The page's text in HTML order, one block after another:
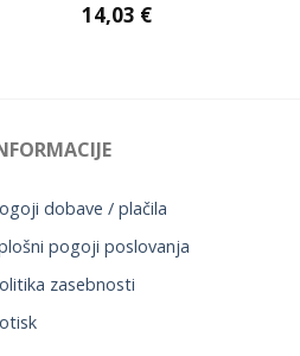
14,03 €
dobave / plačila
pogoji poslovanja
zasebnosti